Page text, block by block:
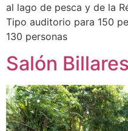
al lago de pesca y de la
Tipo auditorio para 150
130 personas
Salón Billares